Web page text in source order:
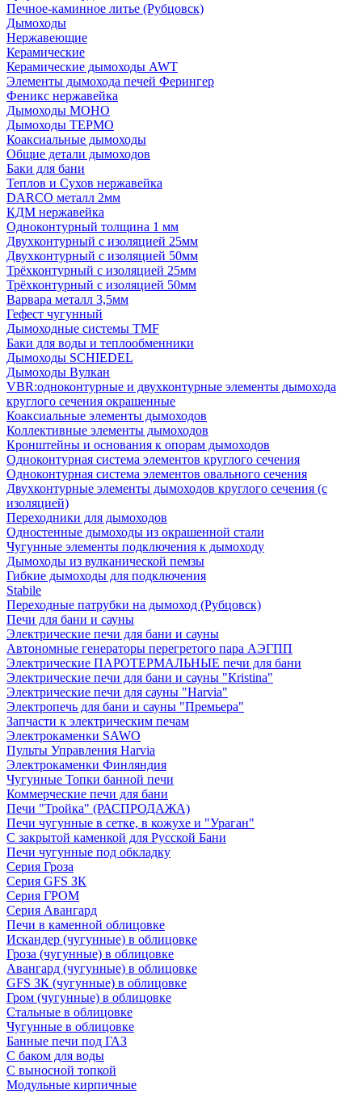
Печное-каминное литье (Рубцовск)
Дымоходы
Нержавеющие
Керамические
Керамические дымоходы AWT
Элементы дымохода печей Ферингер
Феникс нержавейка
Дымоходы МОНО
Дымоходы ТЕРМО
Коаксиальные дымоходы
Общие детали дымоходов
Баки для бани
Теплов и Сухов нержавейка
DARCO металл 2мм
КДМ нержавейка
Одноконтурный толщина 1 мм
Двухконтурный с изоляцией 25мм
Двухконтурный с изоляцией 50мм
Трёхконтурный с изоляцией 25мм
Трёхконтурный с изоляцией 50мм
Варвара металл 3,5мм
Гефест чугунный
Дымоходные системы TMF
Баки для воды и теплообменники
Дымоходы SCHIEDEL
Дымоходы Вулкан
VBR:одноконтурные и двухконтурные элементы дымохода
круглого сечения окрашенные
Коаксиальные элементы дымоходов
Коллективные элементы дымоходов
Кронштейны и основания к опорам дымоходов
Одноконтурная система элементов круглого сечения
Одноконтурная система элементов овального сечения
Двухконтурные элементы дымоходов круглого сечения (с
изоляцией)
Переходники для дымоходов
Одностенные дымоходы из окрашенной стали
Чугунные элементы подключения к дымоходу
Дымоходы из вулканической пемзы
Гибкие дымоходы для подключения
Stabile
Переходные патрубки на дымоход (Рубцовск)
Печи для бани и сауны
Электрические печи для бани и сауны
Автономные генераторы перегретого пара АЭГПП
Электрические ПАРОТЕРМАЛЬНЫЕ печи для бани
Электрические печи для бани и сауны "Кristina"
Электрические печи для сауны "Harvia"
Электропечь для бани и сауны "Премьера"
Запчасти к электрическим печам
Электрокаменки SAWO
Пульты Управления Harvia
Электрокаменки Финляндия
Чугунные Топки банной печи
Коммерческие печи для бани
Печи "Тройка" (РАСПРОДАЖА)
Печи чугунные в сетке, в кожухе и "Ураган"
С закрытой каменкой для Русской Бани
Печи чугунные под обкладку
Серия Гроза
Серия GFS ЗК
Серия ГРОМ
Серия Авангард
Печи в каменной облицовке
Искандер (чугунные) в облицовке
Гроза (чугунные) в облицовке
Авангард (чугунные) в облицовке
GFS ЗК (чугунные) в облицовке
Гром (чугунные) в облицовке
Стальные в облицовке
Чугунные в облицовке
Банные печи под ГАЗ
С баком для воды
С выносной топкой
Модульные кирпичные